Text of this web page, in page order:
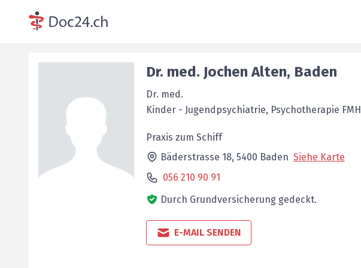
Dr. med. Jochen Alten, Baden
Dr. med.
Kinder - Jugendpsychiatrie, Psychotherapie FMH
Praxis zum Schiff
Bäderstrasse 18, 5400 Baden Siehe Karte
056 210 90 91
Durch Grundversicherung gedeckt.
E-MAIL SENDEN